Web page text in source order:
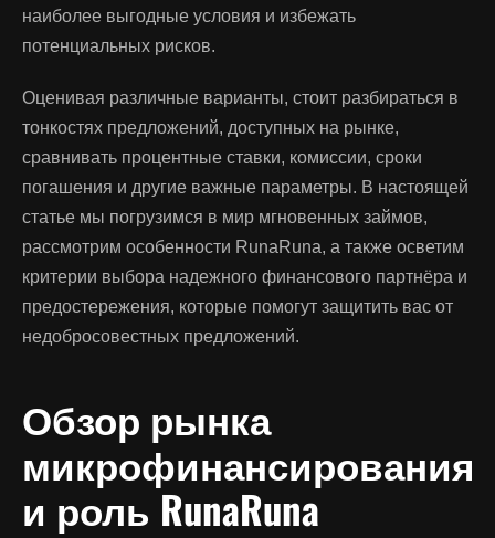
наиболее выгодные условия и избежать
потенциальных рисков.
Оценивая различные варианты, стоит разбираться в
тонкостях предложений, доступных на рынке,
сравнивать процентные ставки, комиссии, сроки
погашения и другие важные параметры. В настоящей
статье мы погрузимся в мир мгновенных займов,
рассмотрим особенности RunaRuna, а также осветим
критерии выбора надежного финансового партнёра и
предостережения, которые помогут защитить вас от
недобросовестных предложений.
Обзор рынка
микрофинансирования
и роль RunaRuna